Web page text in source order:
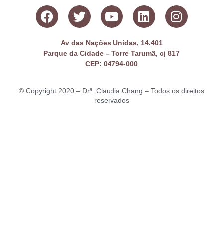
Av das Nações Unidas, 14.401
Parque da Cidade – Torre Tarumã, cj 817
CEP: 04794-000
© Copyright 2020 – Drª. Claudia Chang – Todos os direitos
reservados